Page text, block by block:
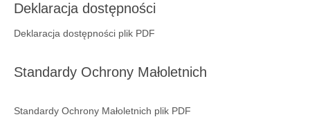
O bibliotece
Historia
Deklaracja dostępności
Deklaracja dostępności plik PDF
Standardy Ochrony Małoletnich
Standardy Ochrony Małoletnich plik PDF